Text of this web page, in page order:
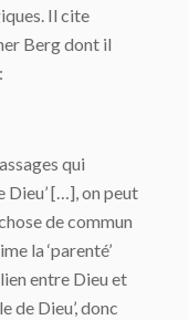
Il cite
Berg dont il
qui
Dieu’ […], on peut
de commun
la ‘parenté’
entre Dieu et
de Dieu’, donc